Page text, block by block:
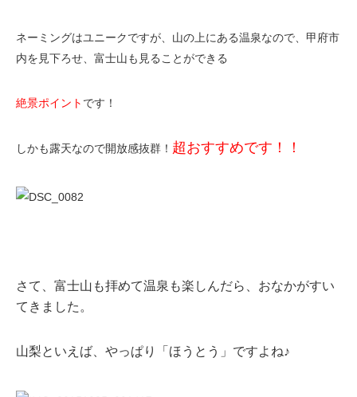
ネーミングはユニークですが、山の上にある温泉なので、甲府市
内を見下ろせ、富士山も見ることができる
絶景ポイント です！
しかも露天なので開放感抜群！ 超おすすめです！！
さて、富士山も拝めて温泉も楽しんだら、おなかがすい
てきました。
山梨といえば、やっぱり「ほうとう」ですよね♪